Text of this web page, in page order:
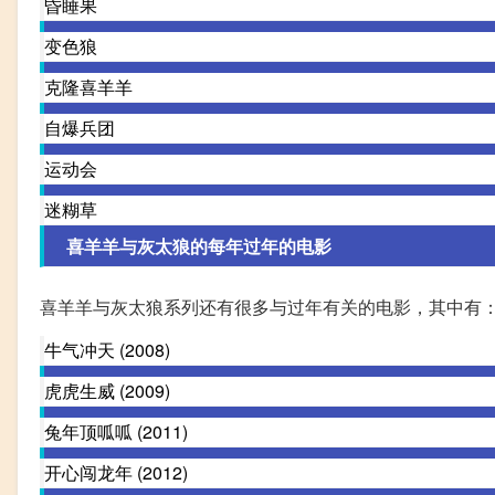
变色狼
克隆喜羊羊
自爆兵团
运动会
迷糊草
喜羊羊与灰太狼的每年过年的电影
喜羊羊与灰太狼系列还有很多与过年有关的电影，其中有
牛气冲天 (2008)
虎虎生威 (2009)
兔年顶呱呱 (2011)
开心闯龙年 (2012)